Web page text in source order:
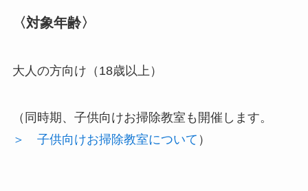
〈対象年齢〉
大人の方向け（18歳以上）
（同時期、子供向けお掃除教室も開催します。
＞ 子供向けお掃除教室について ）